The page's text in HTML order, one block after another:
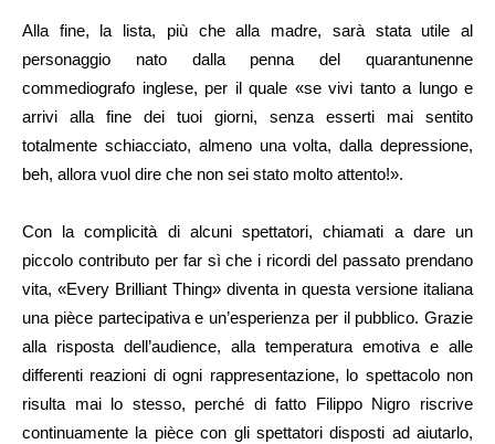
Alla fine, la lista, più che alla madre, sarà stata utile al
personaggio nato dalla penna del quarantunenne
commediografo inglese, per il quale «se vivi tanto a lungo e
arrivi alla fine dei tuoi giorni, senza esserti mai sentito
totalmente schiacciato, almeno una volta, dalla depressione,
beh, allora vuol dire che non sei stato molto attento!».
Con la complicità di alcuni spettatori, chiamati a dare un
piccolo contributo per far sì che i ricordi del passato prendano
vita, «Every Brilliant Thing» diventa in questa versione italiana
una pièce partecipativa e un’esperienza per il pubblico. Grazie
alla risposta dell’audience, alla temperatura emotiva e alle
differenti reazioni di ogni rappresentazione, lo spettacolo non
risulta mai lo stesso, perché di fatto Filippo Nigro riscrive
continuamente la pièce con gli spettatori disposti ad aiutarlo,